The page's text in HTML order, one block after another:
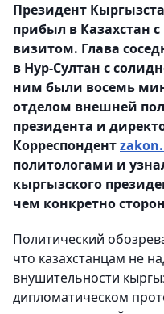
Президент
прибыл в Казахстан
визитом. Глава
в Нур-Султан с
ним были восемь
отделом внешней
президента и
Корреспондент
политологами и
кыргызского
чем конкретно
Политический
что казахстанцам не
внушительности
дипломатическом